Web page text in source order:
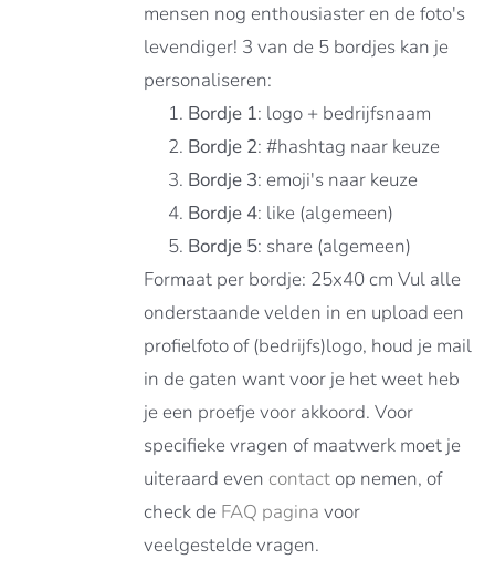
mensen nog enthousiaster en de foto's
levendiger! 3 van de 5 bordjes kan je
personaliseren:
Bordje 1: logo + bedrijfsnaam
Bordje 2: #hashtag naar keuze
Bordje 3: emoji's naar keuze
Bordje 4: like (algemeen)
Bordje 5: share (algemeen)
Formaat per bordje: 25x40 cm Vul alle
onderstaande velden in en upload een
profielfoto of (bedrijfs)logo, houd je mail
in de gaten want voor je het weet heb
je een proefje voor akkoord. Voor
specifieke vragen of maatwerk moet je
uiteraard even contactop nemen, of
check de FAQ pagina voor
veelgestelde vragen.